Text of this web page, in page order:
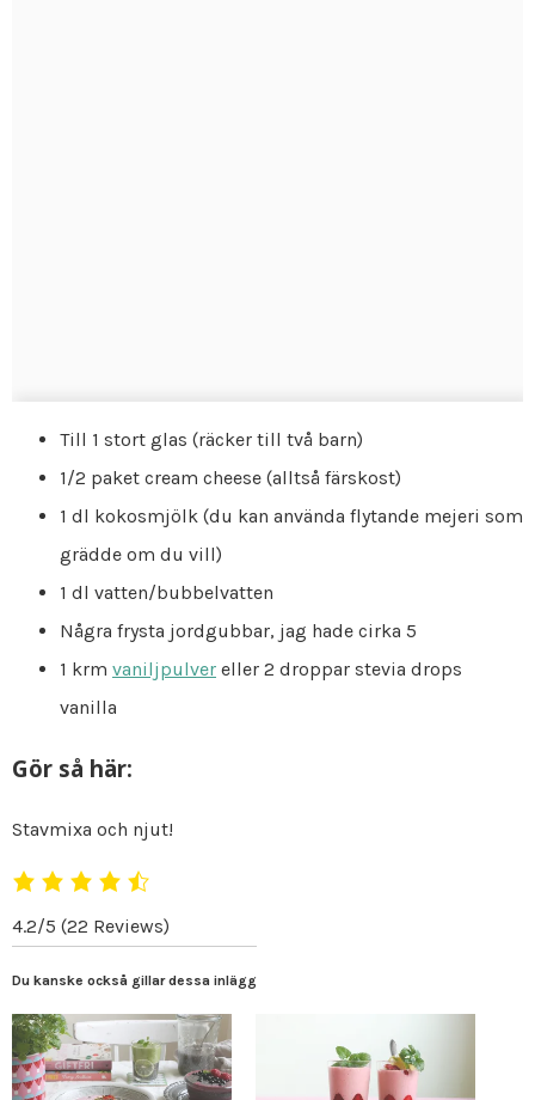
Till 1 stort glas (räcker till två barn)
1/2 paket cream cheese (alltså färskost)
1 dl kokosmjölk (du kan använda flytande mejeri som
grädde om du vill)
1 dl vatten/bubbelvatten
Några frysta jordgubbar, jag hade cirka 5
1 krm vaniljpulver eller 2 droppar stevia drops
vanilla
Gör så här:
Stavmixa och njut!
4.2/5 (22 Reviews)
Du kanske också gillar dessa inlägg